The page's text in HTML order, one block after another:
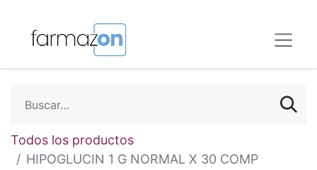
Todos los productos
HIPOGLUCIN 1 G NORMAL X 30 COMP